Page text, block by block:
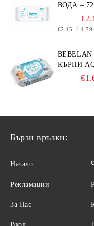
ВОДА –
€2.45
КЪРПИ
ВОДА
Бързи връзки:
Начало
Рекламации
За Нас